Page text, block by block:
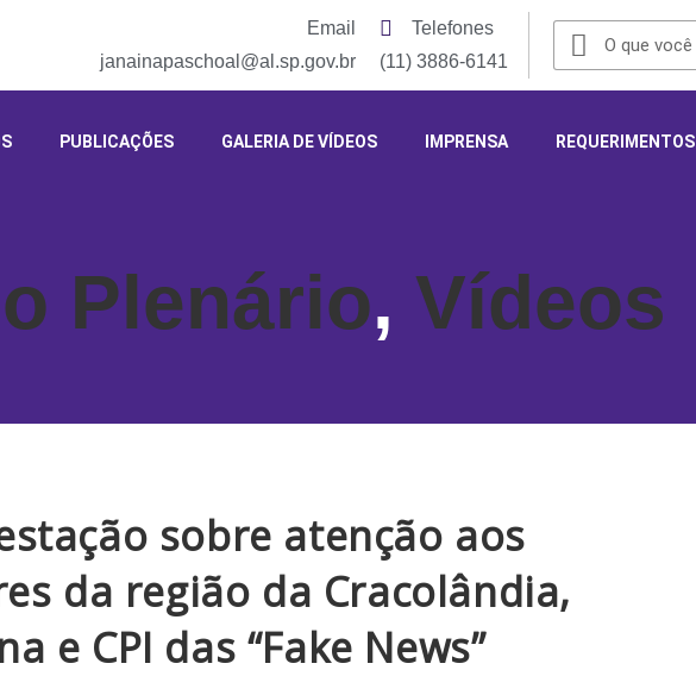
Email
janainapaschoal@al.sp.gov.br
Telefones
(11) 3886-6141
PUBLICAÇÕES GALERIA DE VÍDEOS IMPRENSA REQUERIMENTOS
Plenário, Vídeos
sobre atenção aos
da região da Cracolândia,
e CPI das “Fake News”